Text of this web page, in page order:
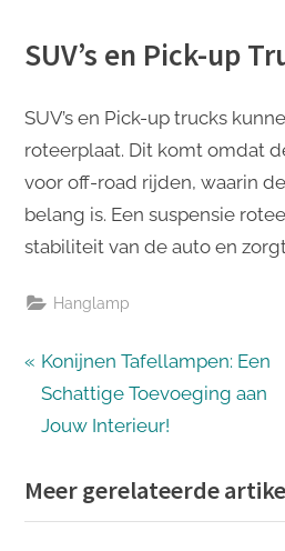
SUV’s en Pick-up
SUV’s en Pick-up trucks
roteerplaat. Dit komt omdat
voor off-road rijden, waarin
belang is. Een suspensie
stabiliteit van de auto en
Hanglamp
Bericht
navigatie
P
r
e
i
o
Konijnen Tafellampen: Een
Schattige Toevoeging aan
Jouw Interieur!
Meer gerelateerde